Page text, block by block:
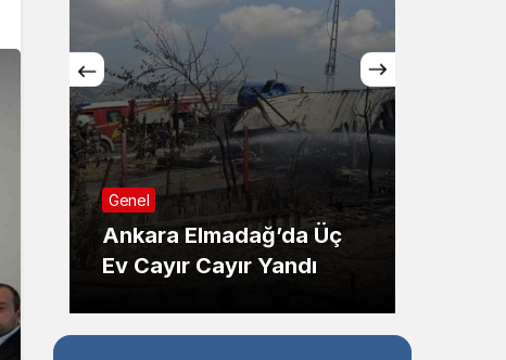
Gece Modu
Gece modunu seçin.
Sistem Modu
Sistem modunu seçin.
Genel
Ankara Elmadağ’da Üç
Ev Cayır Cayır Yandı